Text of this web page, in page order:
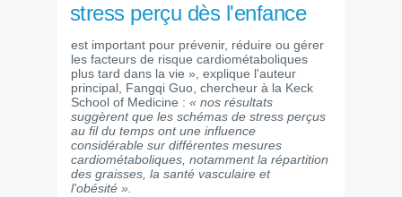
stress perçu dès l'enfance
est important pour prévenir, réduire ou gérer
les facteurs de risque cardiométaboliques
plus tard dans la vie », explique l'auteur
principal, Fangqi Guo, chercheur à la Keck
School of Medicine : « nos résultats
suggèrent que les schémas de stress perçus
au fil du temps ont une influence
considérable sur différentes mesures
cardiométaboliques, notamment la répartition
des graisses, la santé vasculaire et
l'obésité ».